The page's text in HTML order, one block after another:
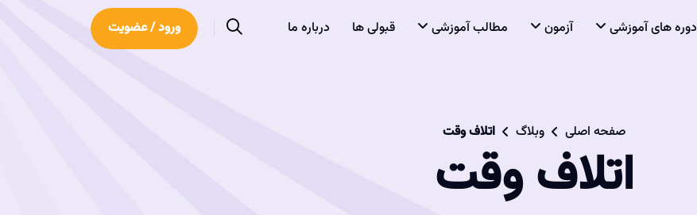
دوره های آموزشی آزمون مطالب آموزشی قبولی ها درباره ما ورود / عضویت
صفحه اصلی وبلاگ اتلاف وقت
اتلاف وقت